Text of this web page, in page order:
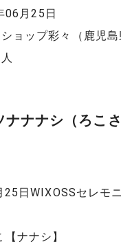
06月25日
ョップ彩々（鹿児島
ナナシ（ろこさ
日WIXOSSセレモ
ナナシ】